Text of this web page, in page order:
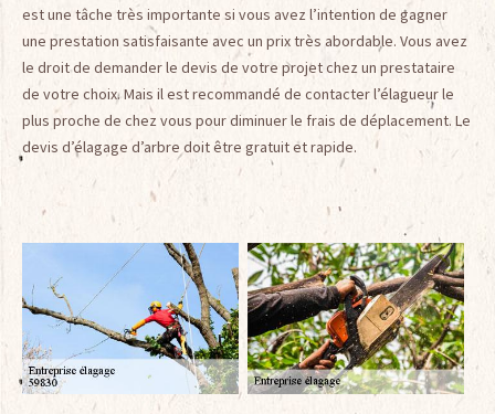
est une tâche très importante si vous avez l’intention de gagner
une prestation satisfaisante avec un prix très abordable. Vous avez
le droit de demander le devis de votre projet chez un prestataire
de votre choix. Mais il est recommandé de contacter l’élagueur le
plus proche de chez vous pour diminuer le frais de déplacement. Le
devis d’élagage d’arbre doit être gratuit et rapide.